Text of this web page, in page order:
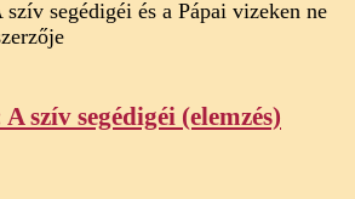
szív segédigéi (elemzés)